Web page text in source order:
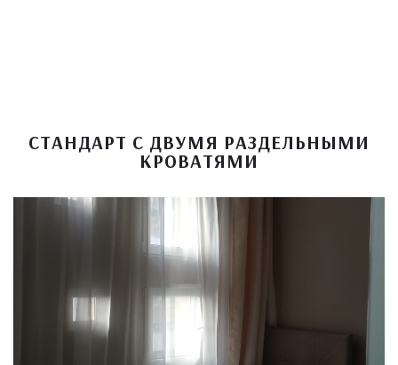
СТАНДАРТ С ДВУМЯ РАЗДЕЛЬНЫМИ
КРОВАТЯМИ